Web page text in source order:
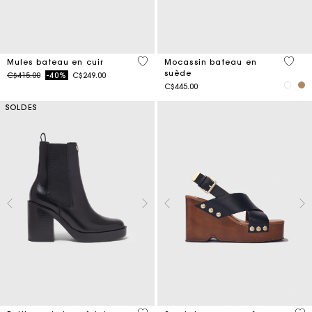
Mules bateau en cuir
Price reduced from
C$415.00to-40% C$249.00
4,5 out of 5 Customer Rating
Mocassin bateau en
suède
C$445.00
5 out
SOLDES